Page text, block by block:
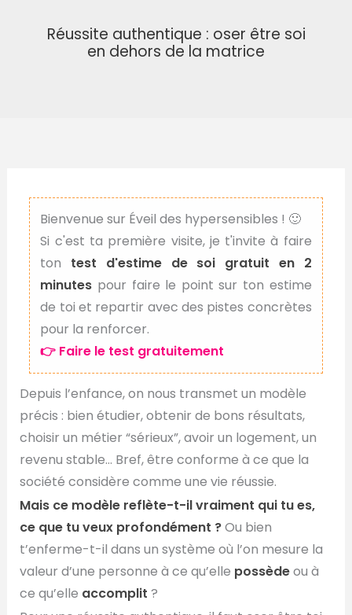
Réussite authentique : oser être soi
en dehors de la matrice
Bienvenue sur Éveil des hypersensibles ! 🙂
Si c'est ta première visite, je t'invite à faire
ton test d'estime de soi gratuit en 2
minutes pour faire le point sur ton estime
de toi et repartir avec des pistes concrètes
pour la renforcer.
👉 Faire le test gratuitement
Depuis l’enfance, on nous transmet un modèle
précis : bien étudier, obtenir de bons résultats,
choisir un métier “sérieux”, avoir un logement, un
revenu stable… Bref, être conforme à ce que la
société considère comme une vie réussie.
Mais ce modèle reflète-t-il vraiment qui tu es,
ce que tu veux profondément ?Ou bien
t’enferme-t-il dans un système où l’on mesure la
valeur d’une personne à ce qu’elle possèdeou à
ce qu’elle accomplit ?